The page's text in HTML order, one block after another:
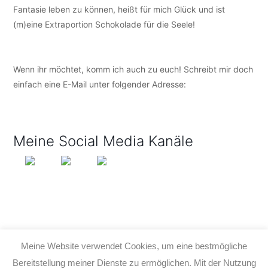
Fantasie leben zu können, heißt für mich Glück und ist
(m)eine Extraportion Schokolade für die Seele!
Wenn ihr möchtet, komm ich auch zu euch! Schreibt mir doch
einfach eine E-Mail unter folgender Adresse:
Meine Social Media Kanäle
Meine Website verwendet Cookies, um eine bestmögliche
Bereitstellung meiner Dienste zu ermöglichen. Mit der Nutzung